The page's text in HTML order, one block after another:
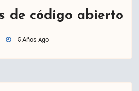
de código abierto
5 Años Ago